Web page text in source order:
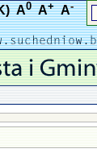
A0 A+ A-